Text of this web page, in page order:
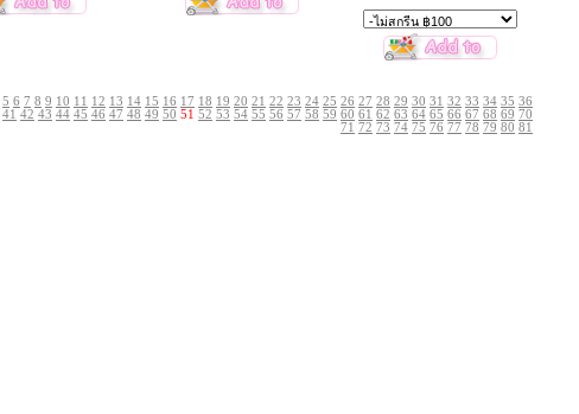
5 6 7 8 9 10 11 12 13 14 15 16 17 18 19 20 21 22 23 24 25 26 27 28 29 30 31 32 33 34 35 36
41 42 43 44 45 46 47 48 49 50 51 52 53 54 55 56 57 58 59 60 61 62 63 64 65 66 67 68 69 70
71 72 73 74 75 76 77 78 79 80 81